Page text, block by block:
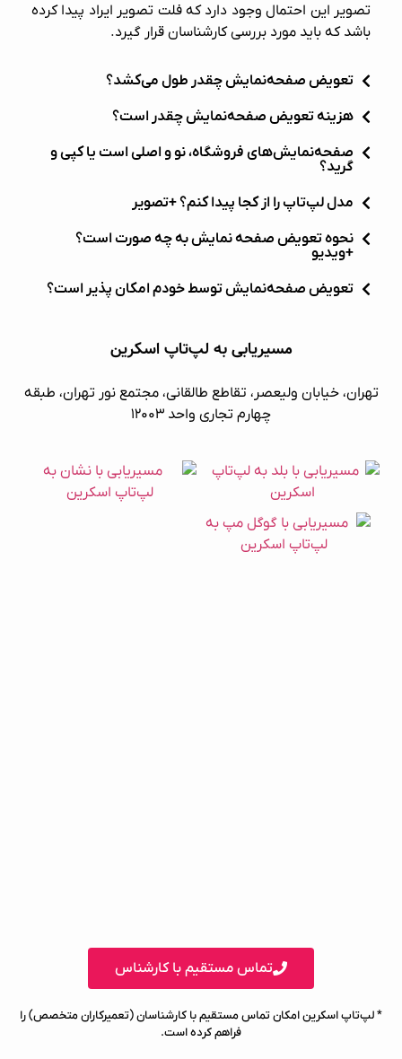
تصویر این احتمال وجود دارد که فلت تصویر ایراد پیدا کرده
باشد که باید مورد بررسی کارشناسان قرار گیرد.
تعویض صفحه‌نمایش چقدر طول می‌کشد؟
هزینه تعویض صفحه‌نمایش چقدر است؟
صفحه‌نمایش‌های فروشگاه، نو و اصلی است یا کپی و
گرید؟
مدل لپ‌تاپ را از کجا پیدا کنم؟ +تصویر
نحوه تعویض صفحه نمایش به چه صورت است؟
+ویدیو
تعویض صفحه‌نمایش توسط خودم امکان پذیر است؟
مسیریابی به لپ‌تاپ اسکرین
تهران، خیابان ولیعصر، تقاطع طالقانی، مجتمع نور تهران، طبقه
چهارم تجاری واحد ۱۲۰۰۳
تماس مستقیم با کارشناس
* لپ‌تاپ اسکرین امکان تماس مستقیم با کارشناسان (تعمیرکاران متخصص) را
فراهم کرده است.